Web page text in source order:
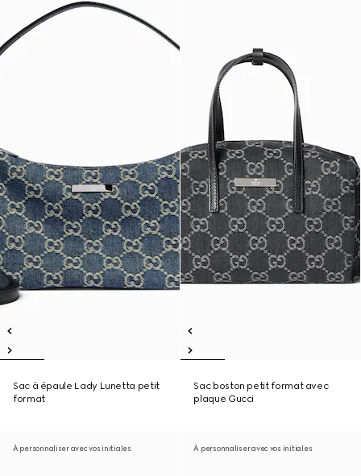
Sac à épaule Lady Lunetta petit
format
Sac boston petit format avec
plaque Gucci
À personnaliser avec vos initiales À personnaliser avec vos initiales